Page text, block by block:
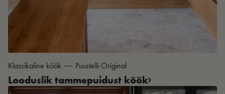
Klassikaline köök Puustelli Original
Looduslik tammepuidust köök